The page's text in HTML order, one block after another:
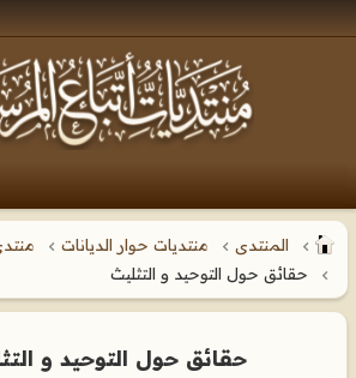
المنتدى منتديات حوار الديانات
حقائق حول التوحيد و التثليث
حقائق حول التوحيد و